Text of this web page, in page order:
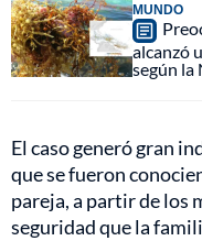
MUNDO
alcanzó
según la
El caso generó gran
que se fueron
pareja, a partir de los
seguridad que la